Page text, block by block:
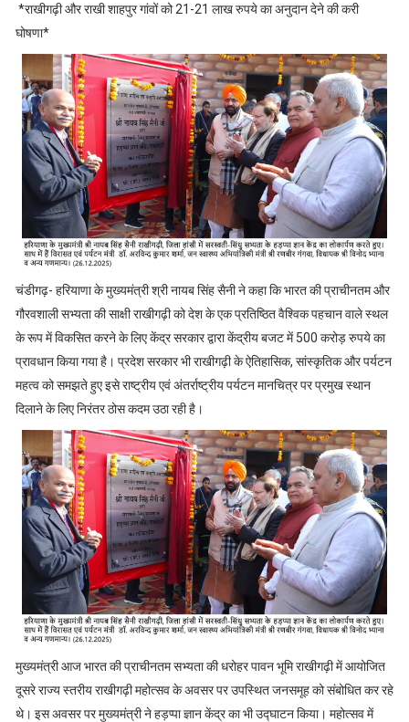
*राखीगढ़ी और राखी शाहपुर गांवों को 21-21 लाख रुपये का अनुदान देने की करी
घोषणा*
चंडीगढ़- हरियाणा के मुख्यमंत्री श्री नायब सिंह सैनी ने कहा कि भारत की प्राचीनतम और
गौरवशाली सभ्यता की साक्षी राखीगढ़ी को देश के एक प्रतिष्ठित वैश्विक पहचान वाले स्थल
के रूप में विकसित करने के लिए केंद्र सरकार द्वारा केंद्रीय बजट में 500 करोड़ रुपये का
प्रावधान किया गया है। प्रदेश सरकार भी राखीगढ़ी के ऐतिहासिक, सांस्कृतिक और पर्यटन
महत्व को समझते हुए इसे राष्ट्रीय एवं अंतर्राष्ट्रीय पर्यटन मानचित्र पर प्रमुख स्थान
दिलाने के लिए निरंतर ठोस कदम उठा रही है।
मुख्यमंत्री आज भारत की प्राचीनतम सभ्यता की धरोहर पावन भूमि राखीगढ़ी में आयोजित
दूसरे राज्य स्तरीय राखीगढ़ी महोत्सव के अवसर पर उपस्थित जनसमूह को संबोधित कर रहे
थे। इस अवसर पर मुख्यमंत्री ने हड़प्पा ज्ञान केंद्र का भी उद्घाटन किया। महोत्सव में